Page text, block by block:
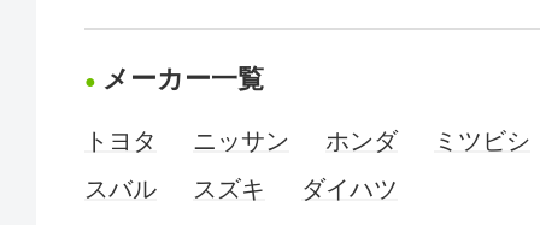
メーカー一覧
トヨタ ニッサン ホンダ
ミツビシ
スバル
スズキ ダイハツ